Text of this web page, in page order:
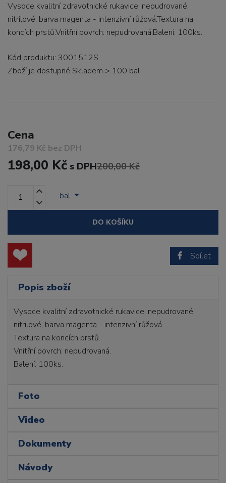
Vysoce kvalitní zdravotnické rukavice, nepudrované,
nitrilové, barva magenta - intenzivní růžová.Textura na
koncích prstů.Vnitřní povrch: nepudrovaná.Balení: 100ks.
Kód produktu: 3001512S
Zboží je dostupné Skladem > 100 bal
Cena
176,79 Kč bez DPH
198,00 Kč s DPH200,00 Kč
bal
DO KOŠÍKU
Sdílet
Popis zboží
Vysoce kvalitní zdravotnické rukavice, nepudrované,
nitrilové, barva magenta - intenzivní růžová.
Textura na koncích prstů.
Vnitřní povrch: nepudrovaná.
Balení: 100ks.
Foto
Video
Dokumenty
Návody